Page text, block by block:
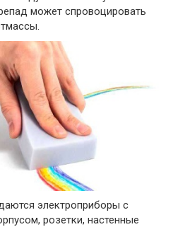
может спровоцировать
электроприборы с
розетки, настенные